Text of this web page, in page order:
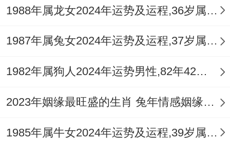
祥安阁聚宝皆财 】 的吉祥摆件。
此物以「白菜」谐音「百财」。巧妙结合金
蟾、聚宝盆等传统旺财元素，旨在凝聚八方
增长提供一个稳定的能量场域。
1977年属蛇人2026年感情姻缘运势
1988年属龙女2024年运势及运程,36岁属龙人2024全年每月运势女性如何
1987年属兔女2024年运势及运程,37岁属兔人2024全年每月运势女性如何
1982年属狗人2024年运势男性,82年42岁属狗男2024年每月运程怎么样
2023年姻缘最旺盛的生肖 兔年情感姻缘运比较旺的属相
1985年属牛女2024年运势及运程,39岁属牛人2024全年每月运势女性如何